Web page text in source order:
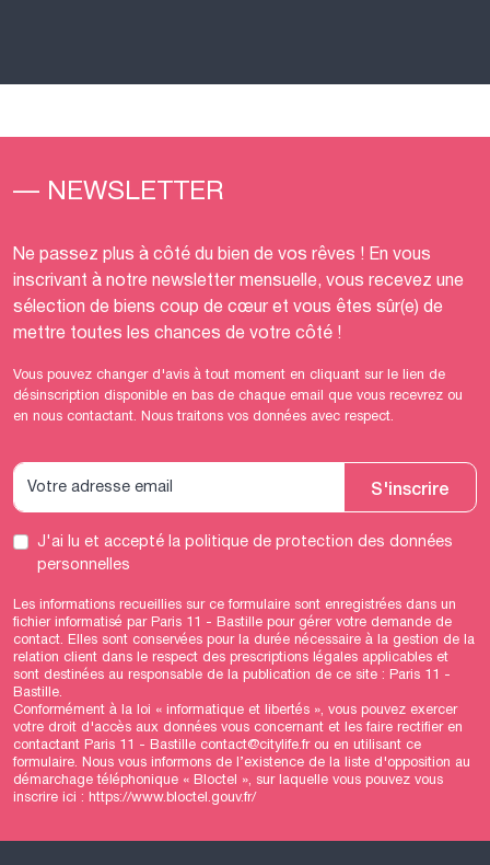
— NEWSLETTER
Ne passez plus à côté du bien de vos rêves ! En vous
inscrivant à notre newsletter mensuelle, vous recevez une
sélection de biens coup de cœur et vous êtes sûr(e) de
mettre toutes les chances de votre côté !
Vous pouvez changer d'avis à tout moment en cliquant sur le lien de
désinscription disponible en bas de chaque email que vous recevrez ou
en nous contactant. Nous traitons vos données avec respect.
S'inscrire
J'ai lu et acceptéla politique de protection des données
personnelles
Les informations recueillies sur ce formulaire sont enregistrées dans un
fichier informatisé par Paris 11 - Bastille pour gérer votre demande de
contact. Elles sont conservées pour la durée nécessaire à la gestion de la
relation client dans le respect des prescriptions légales applicables et
sont destinées au responsable de la publication de ce site : Paris 11 -
Bastille.
Conformément à la loi « informatique et libertés », vous pouvez exercer
votre droit d'accès aux données vous concernant et les faire rectifier en
contactant Paris 11 - Bastille contact@citylife.fr ou en utilisant ce
formulaire. Nous vous informons de l’existence de la liste d'opposition au
démarchage téléphonique « Bloctel », sur laquelle vous pouvez vous
inscrire ici : https://www.bloctel.gouv.fr/